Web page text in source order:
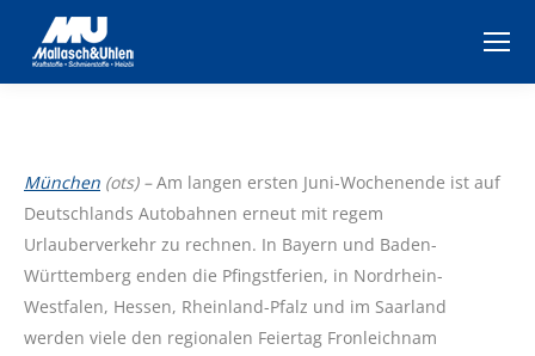
München (ots) –Am langen ersten Juni-Wochenende ist auf
Deutschlands Autobahnen erneut mit regem
Urlauberverkehr zu rechnen. In Bayern und Baden-
Württemberg enden die Pfingstferien, in Nordrhein-
Westfalen, Hessen, Rheinland-Pfalz und im Saarland
werden viele den regionalen Feiertag Fronleichnam